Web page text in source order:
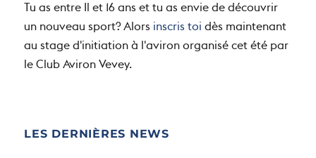
Tu as entre Il et 16 ans et tu as envie de découvrir
un nouveau sport? Alorsinscris toidès maintenant
au stage d'initiation à l'aviron organisé cet été par
le Club Aviron Vevey.
LES DERNIÈRES NEWS